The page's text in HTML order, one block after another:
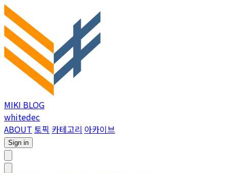
MIKI BLOG
whitedec
ABOUT 토픽 카테고리 아카이브
Sign in